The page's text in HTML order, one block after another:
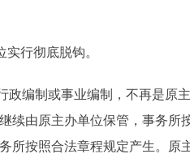
行彻底脱钩。
编制或事业编制，不再是原
续由原主办单位保管，事务
按照合法章程规定产生。原